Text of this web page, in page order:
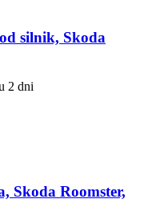
silnik, Skoda
2 dni
Skoda Roomster,